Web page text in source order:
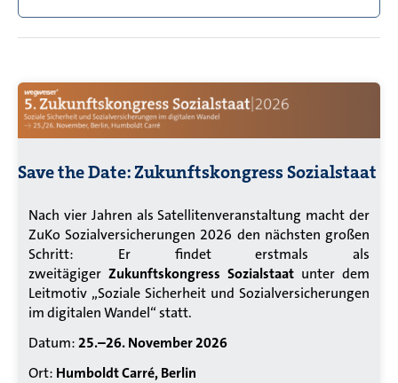
Save the Date: Zukunftskongress Sozialstaat
Nach vier Jahren als Satellitenveranstaltung macht der
ZuKo Sozialversicherungen 2026 den nächsten großen
Schritt: Er findet erstmals als
zweitägiger Zukunftskongress Sozialstaat unter dem
Leitmotiv „Soziale Sicherheit und Sozialversicherungen
im digitalen Wandel“ statt.
Datum:25.–26. November 2026
Ort: Humboldt Carré, Berlin